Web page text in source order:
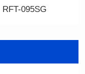
095SG
RFT-095SG